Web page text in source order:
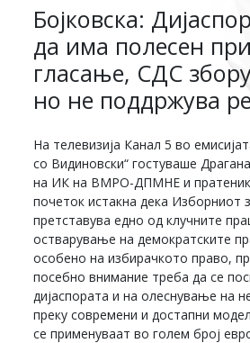
Бојковска:
да има полесен
гласање, СДС
но не поддржува
На телевизија Канал 5 во
со Видиновски“ гостуваше
на ИК на ВМРО-ДПМНЕ и пратеник
почеток истакна дека Изборниот
претставува едно од клучните
остварување на демократските
особено на избирачкото право,
посебно внимание треба да се
дијаспората и на олеснување на
преку современи и достапни
се применуваат во голем број